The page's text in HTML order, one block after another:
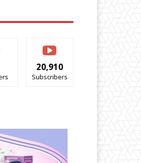
20,910
Subscribers